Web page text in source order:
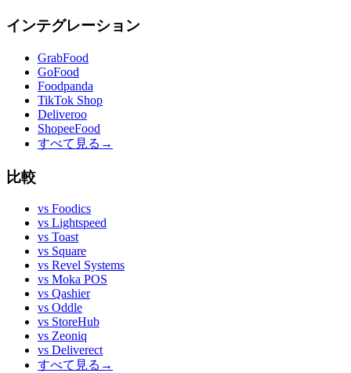
インテグレーション
GrabFood
GoFood
Foodpanda
TikTok Shop
Deliveroo
ShopeeFood
すべて見る →
比較
vs Foodics
vs Lightspeed
vs Toast
vs Square
vs Revel Systems
vs Moka POS
vs Qashier
vs Oddle
vs StoreHub
vs Zeoniq
vs Deliverect
すべて見る →